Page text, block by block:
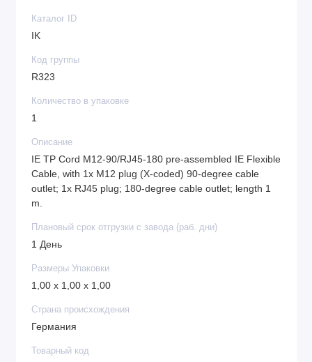
Каталог ID
IK
Код группы
R323
Количество в упаковке
1
Описание
IE TP Cord M12-90/RJ45-180 pre-assembled IE Flexible
Cable, with 1x M12 plug (X-coded) 90-degree cable
outlet; 1x RJ45 plug; 180-degree cable outlet; length 1
m.
Плановый срок отгрузки с завода (раб. дни)
1 День
Размеры Упаковки
1,00 x 1,00 x 1,00
Страна происхождения
Германия
Товарный код